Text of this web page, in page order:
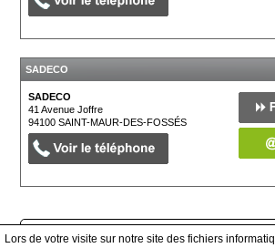
SADECO
SADECO
41 Avenue Joffre
94100SAINT-MAUR-DES-FOSSÉS
Afficher tous les prestataires
Lors de votre visite sur notre site des fichiers